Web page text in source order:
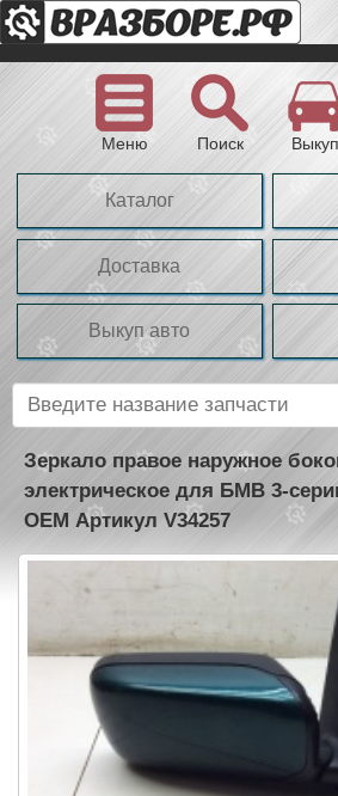
Меню Поиск Выкуп
Каталог
Доставка
Выкуп авто
Зеркало правое наружное
электрическое для БМВ 3-
OEM Артикул V34257